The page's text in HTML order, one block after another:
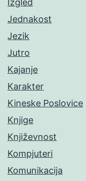
Izgled
Jednakost
Jezik
Jutro
Kajanje
Karakter
Kineske Poslovice
Knjige
Književnost
Kompjuteri
Komunikacija